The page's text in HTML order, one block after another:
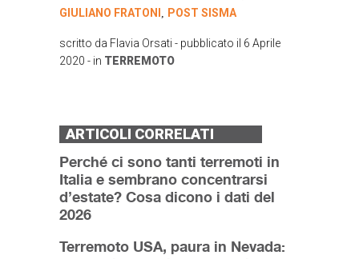
GIULIANO FRATONI POST SISMA
scritto da Flavia Orsati - pubblicato il 6 Aprile
2020 - in TERREMOTO
ARTICOLI CORRELATI
Perché ci sono tanti terremoti in
Italia e sembrano concentrarsi
d’estate? Cosa dicono i dati del
2026
Terremoto USA, paura in Nevada: